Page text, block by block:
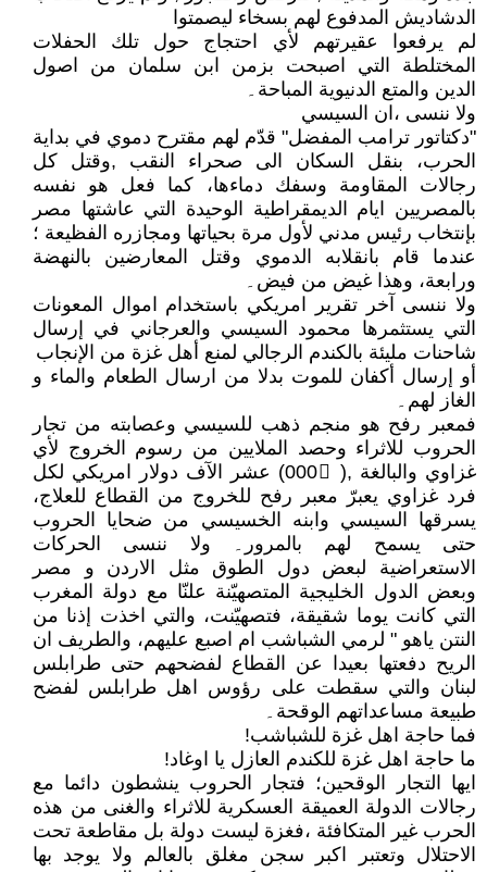
الدشاديش المدفوع لهم بسخاء ليصمتوا
لم يرفعوا عقيرتهم لأي احتجاج حول تلك الحفلات
المختلطة التي اصبحت بزمن ابن سلمان من اصول
الدين والمتع الدنيوية المباحة۔
ولا ننسى ،ان السيسي
"دكتاتور ترامب المفضل" قدّم لهم مقترح دموي في بداية
الحرب، بنقل السكان الى صحراء النقب ,وقتل كل
رجالات المقاومة وسفك دماءها، كما فعل هو نفسه
بالمصريين ايام الديمقراطية الوحيدة التي عاشتها مصر
بإنتخاب رئيس مدني لأول مرة بحياتها ومجازره الفظيعة ؛
عندما قام بانقلابه الدموي وقتل المعارضين بالنهضة
ورابعة، وهذا غيض من فيض۔
ولا ننسى آخر تقرير امريكي باستخدام اموال المعونات
التي يستثمرها محمود السيسي والعرجاني في إرسال
شاحنات مليئة بالكندم الرجالي لمنع أهل غزة من الإنجاب
أو إرسال أكفان للموت بدلا من ارسال الطعام والماء و
الغاز لهم۔
فمعبر رفح هو منجم ذهب للسيسي وعصابته من تجار
الحروب للاثراء وحصد الملايين من رسوم الخروج لأي
غزاوي والبالغة ,( 000𪫚) عشر الآف دولار امريكي لكل
فرد غزاوي يعبرّ معبر رفح للخروج من القطاع للعلاج،
يسرقها السيسي وابنه الخسيسي من ضحايا الحروب
حتى يسمح لهم بالمرور۔ ولا ننسى الحركات
الاستعراضية لبعض دول الطوق مثل الاردن و مصر
وبعض الدول الخليجية المتصهيّنة علنّا مع دولة المغرب
التي كانت يوما شقيقة، فتصهيّنت، والتي اخذت إذنا من
النتن ياهو " لرمي الشباشب ام اصبع عليهم، والطريف ان
الريح دفعتها بعيدا عن القطاع لفضحهم حتى طرابلس
لبنان والتي سقطت على رؤوس اهل طرابلس لفضح
طبيعة مساعداتهم الوقحة۔
فما حاجة اهل غزة للشباشب!
ما حاجة اهل غزة للكندم العازل يا اوغاد!
ايها التجار الوقحين؛ فتجار الحروب ينشطون دائما مع
رجالات الدولة العميقة العسكرية للاثراء والغنى من هذه
الحرب غير المتكافئة ،فغزة ليست دولة بل مقاطعة تحت
الاحتلال وتعتبر اكبر سجن مغلق بالعالم ولا يوجد بها